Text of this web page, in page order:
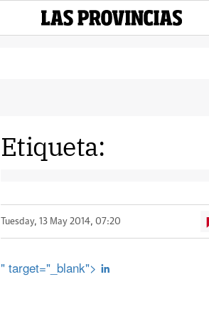
Etiqueta:
Tuesday, 13 May 2014, 07:20
" target="_blank">